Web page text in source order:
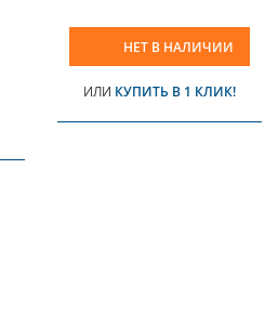
НЕТ В НАЛИЧИИ
ИЛИ КУПИТЬ В 1 КЛИК!